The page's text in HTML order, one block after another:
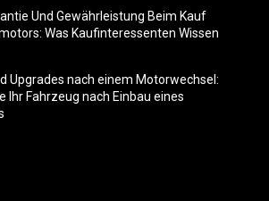
Und Gewährleistung Beim Kauf
Was Kaufinteressenten Wissen
Upgrades nach einem Motorwechsel:
Ihr Fahrzeug nach Einbau eines